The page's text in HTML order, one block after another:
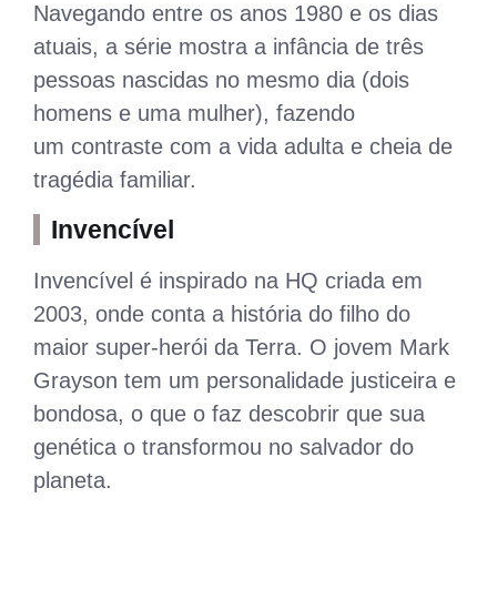
Navegando entre os anos 1980 e os dias
atuais, a série mostra a infância de três
pessoas nascidas no mesmo dia (dois
homens e uma mulher), fazendo
um contraste com a vida adulta e cheia de
tragédia familiar.
Invencível
Invencível é inspirado na HQ criada em
2003, onde conta a história do filho do
maior super-herói da Terra. O jovem Mark
Grayson tem um personalidade justiceira e
bondosa, o que o faz descobrir que sua
genética o transformou no salvador do
planeta.